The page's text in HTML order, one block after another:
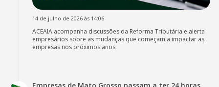
14 de julho de 2026 às 14:06
ACEAIA acompanha discussões da Reforma Tributária e alerta
empresários sobre as mudanças que começam a impactar as
empresas nos próximos anos.